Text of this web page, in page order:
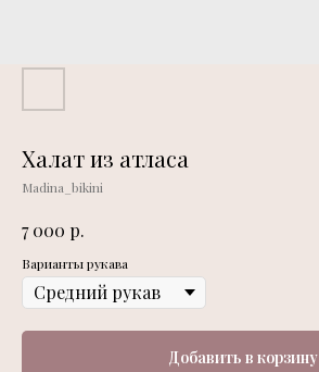
Халат из атласа
Madina_bikini
7 000 р.
Варианты рукава
Добавить в корзину